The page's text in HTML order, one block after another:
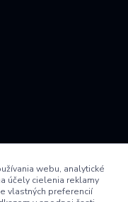
webu, analytické
účely cielenia reklamy
vlastných preferencií